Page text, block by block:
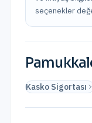
seçenekler
Kasko Sigortası